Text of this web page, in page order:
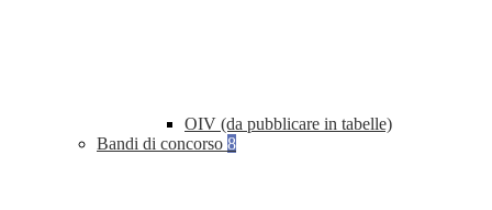
OIV (da pubblicare in tabelle)
Bandi di concorso 8